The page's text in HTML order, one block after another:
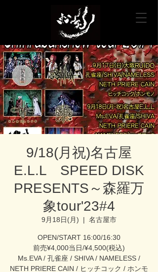
9/18(月祝)名古屋
E.L.L SPEED DISK
PRESENTS～森羅万
象tour'23#4
9月18日(月)
  |
名古屋市
OPEN/START 16:00/16:30
前売¥4,000当日/¥4,500(税込)
Ms.EVA / 孔雀座 / SHIVA / NAMELESS /
NETH PRIERE CAIN / ヒッチコック / ホンモ